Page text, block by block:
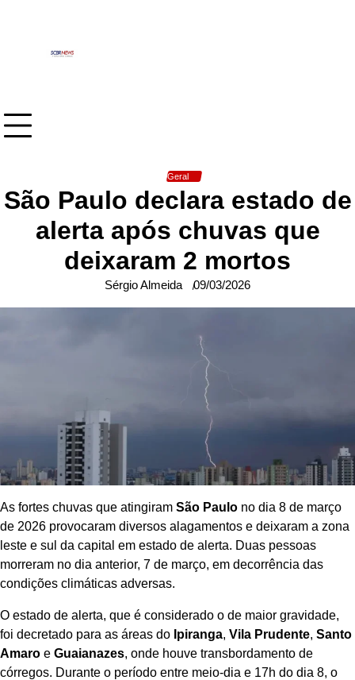
Geral
São Paulo declara estado de
alerta após chuvas que
deixaram 2 mortos
Sérgio Almeida 09/03/2026
As fortes chuvas que atingiram São Paulo no dia 8 de março
de 2026 provocaram diversos alagamentos e deixaram a zona
leste e sul da capital em estado de alerta. Duas pessoas
morreram no dia anterior, 7 de março, em decorrência das
condições climáticas adversas.
O estado de alerta, que é considerado o de maior gravidade,
foi decretado para as áreas do Ipiranga, Vila Prudente, Santo
Amaro e Guaianazes, onde houve transbordamento de
córregos. Durante o período entre meio-dia e 17h do dia 8, o